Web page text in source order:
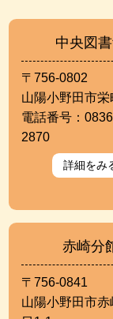
中央図
〒756-0802
山陽小野田市栄
電話番号：
2870
詳細をみ
赤崎分
〒756-0841
山陽小野田市赤